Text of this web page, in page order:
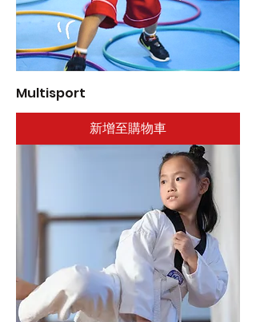
Multisport
新增至購物車